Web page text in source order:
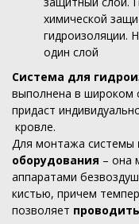
химической
гидроизоляции.
один слой
Система для
выполнена в широком
придаст
кровле.
Для монтажа системы
оборудования – она
аппаратами
кистью, причем
позволяет